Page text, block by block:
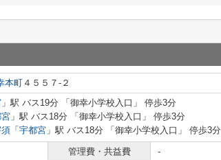
本町 ４５５７-２
」駅 バス19分 「御幸小学校入口」 停歩3分
」駅 バス18分 「御幸小学校入口」 停歩3分
「 宇都宮 」駅 バス18分 「御幸小学校入口」 停歩3分
管理費・共益費
-